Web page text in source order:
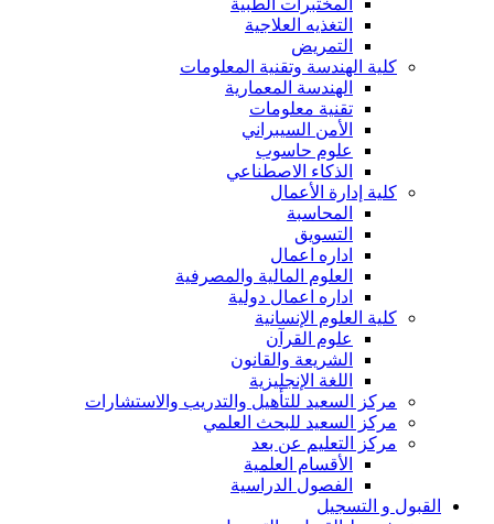
المختبرات الطبية
التغذيه العلاجية
التمريض
كلية الهندسة وتقنية المعلومات
الهندسة المعمارية
تقنية معلومات
الأمن السيبراني
علوم حاسوب
الذكاء الاصطناعي
كلية إدارة الأعمال
المحاسبة
التسويق
اداره اعمال
العلوم المالية والمصرفية
اداره اعمال دولية
كلية العلوم الإنسانية
علوم القرآن
الشريعة والقانون
اللغة الإنجليزية
مركز السعيد للتأهيل والتدريب والاستشارات
مركز السعيد للبحث العلمي
مركز التعليم عن بعد
الأقسام العلمية
الفصول الدراسية
القبول و التسجيل